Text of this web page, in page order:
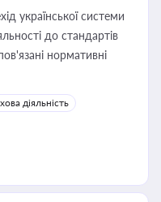
української системи
до стандартів
нормативні
діяльність